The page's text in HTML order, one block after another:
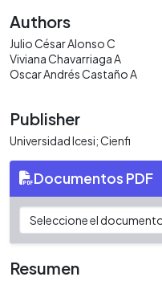
Authors
Julio César Alonso C
Viviana Chavarriaga A
Oscar Andrés Castaño A
Publisher
Universidad Icesi; Cienfi
Documentos PDF
Resumen